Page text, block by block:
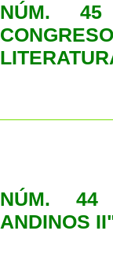
NÚM. 45
NÚM. 44
ANDINOS